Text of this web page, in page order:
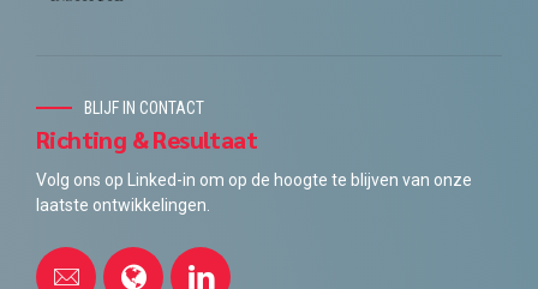
BLIJF IN CONTACT
Richting & Resultaat
Volg ons op Linked-in om op de hoogte te blijven van onze
laatste ontwikkelingen.